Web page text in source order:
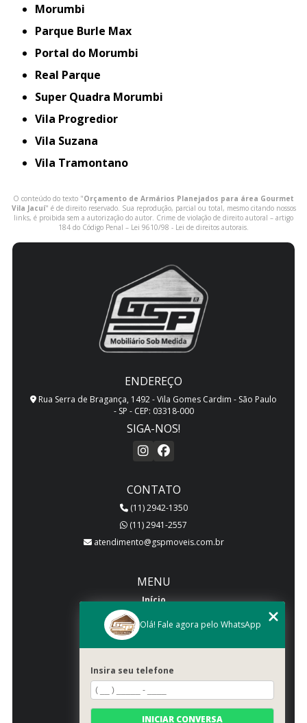
Morumbi
Parque Burle Max
Portal do Morumbi
Real Parque
Super Quadra Morumbi
Vila Progredior
Vila Suzana
Vila Tramontano
O conteúdo do texto "Orçamento de Armários Planejados para área Gourmet
Vila Jacuí" é de direito reservado. Sua reprodução, parcial ou total, mesmo citando nossos
links, é proibida sem a autorização do autor. Crime de violação de direito autoral – artigo
184 do Código Penal – Lei 9610/98 - Lei de direitos autorais.
ENDEREÇO
Rua Serra de Bragança, 1492 - Vila Gomes Cardim - São Paulo
- SP - CEP: 03318-000
SIGA-NOS!
CONTATO
(11) 2942-1350
(11) 2941-2557
atendimento@gspmoveis.com.br
MENU
Início
Quem somos
Galeria
Categorias
Contato
Olá! Fale agora pelo WhatsApp
Insira seu telefone
INICIAR CONVERSA